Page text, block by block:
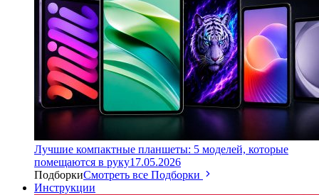
Лучшие компактные планшеты: 5 моделей, которые
помещаются в руку17.05.2026
ПодборкиСмотреть все Подборки
Инструкции